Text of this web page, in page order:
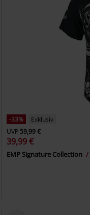
-33%
Exklusiv
UVP59,99 €
39,99 €
EMP Signature Collection